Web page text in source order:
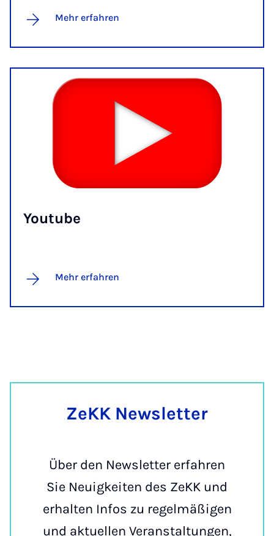
Mehr erfahren
You­tube
Mehr erfahren
ZeKK Newslet­ter
Über den Newsletter erfahren
Sie Neuigkeiten des ZeKK und
erhalten Infos zu regelmäßigen
und aktuellen Veranstaltungen,